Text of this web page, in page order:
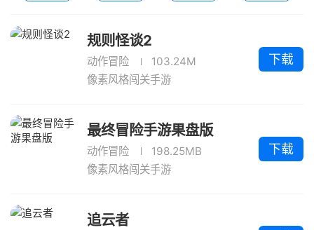
规则怪谈2
动作冒险
103.24M
像素风格闯关手游
下载
最终冒险手游果盘版
动作冒险
198.25MB
像素风格闯关手游
下载
追云者